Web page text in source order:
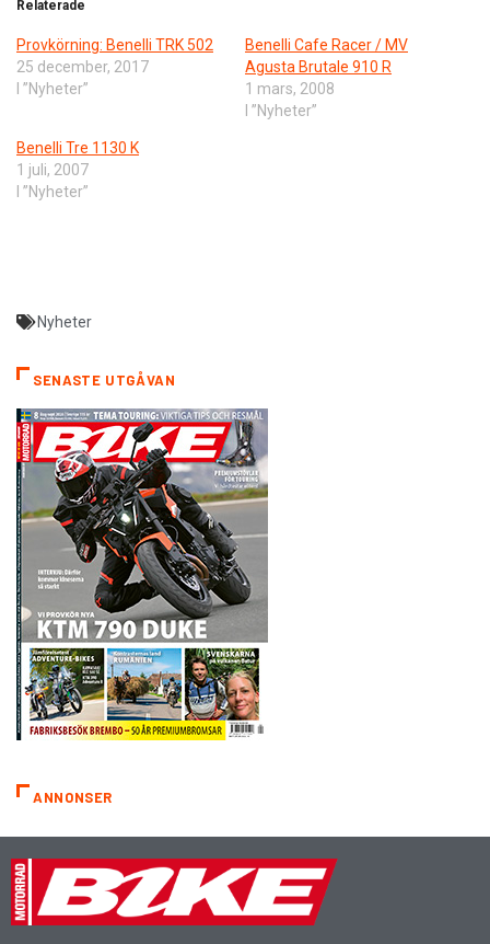
Relaterade
Provkörning: Benelli TRK 502
25 december, 2017
I ”Nyheter”
Benelli Cafe Racer / MV
Agusta Brutale 910 R
1 mars, 2008
I ”Nyheter”
Benelli Tre 1130 K
1 juli, 2007
I ”Nyheter”
Nyheter
SENASTE UTGÅVAN
ANNONSER